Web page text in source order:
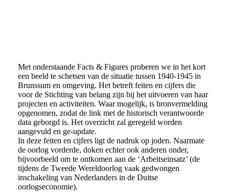
Met onderstaande Facts & Figures proberen we in het kort
een beeld te schetsen van de situatie tussen 1940-1945 in
Brunssum en omgeving. Het betreft feiten en cijfers die
voor de Stichting van belang zijn bij het uitvoeren van haar
projecten en activiteiten. Waar mogelijk, is bronvermelding
opgenomen, zodat de link met de historisch verantwoorde
data geborgd is. Het overzicht zal geregeld worden
aangevuld en ge-update.
In deze feiten en cijfers ligt de nadruk op joden. Naarmate
de oorlog vorderde, doken echter ook anderen onder,
bijvoorbeeld om te ontkomen aan de ‘Arbeitseinsatz’ (de
tijdens de Tweede Wereldoorlog vaak gedwongen
inschakeling van Nederlanders in de Duitse
oorlogseconomie).